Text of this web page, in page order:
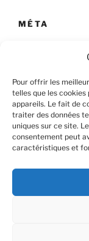
Pour offrir les
telles que les
appareils. Le fait de
traiter des données
uniques sur ce site.
consentement peut
caractéristiques et
MÉTA
Flux des
Flux des
Site de